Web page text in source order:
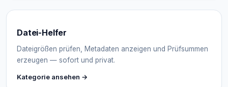
Datei-Helfer
Dateigrößen prüfen, Metadaten anzeigen und Prüfsummen
erzeugen — sofort und privat.
Kategorie ansehen →